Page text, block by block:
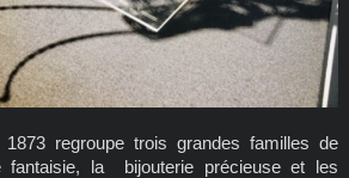
regroupe trois grandes familles de
fantaisie, la bijouterie précieuse et les